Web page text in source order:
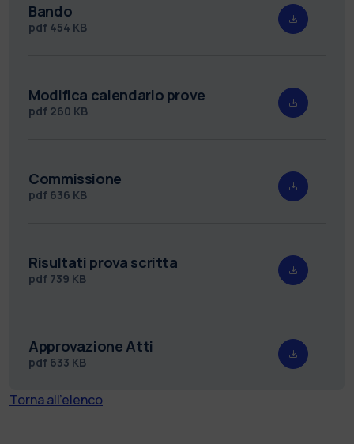
Bando
pdf 454 KB
Modifica calendario prove
pdf 260 KB
Commissione
pdf 636 KB
Risultati prova scritta
pdf 739 KB
Approvazione Atti
pdf 633 KB
Torna all'elenco